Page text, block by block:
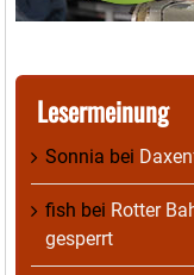
Lesermeinung
Sonnia bei
fish bei Rotter
gesperrt